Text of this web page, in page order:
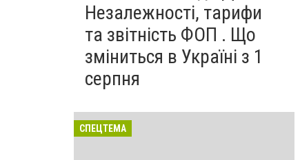
Незалежності, тарифи
та звітність ФОП . Що
зміниться в Україні з 1
серпня
СПЕЦТЕМА